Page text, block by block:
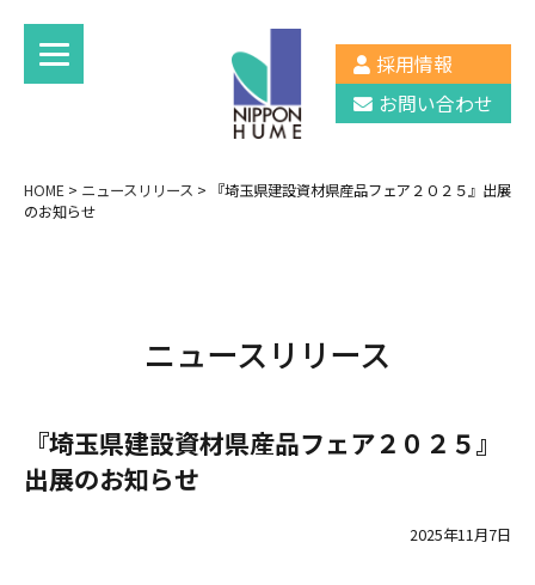
採用情報
お問い合わせ
HOME > ニュースリリース >
『埼玉県建設資材県産品フェア２０２５』出展
のお知らせ
ニュースリリース
『埼玉県建設資材県産品フェア２０２５』
出展のお知らせ
2025年11月7日